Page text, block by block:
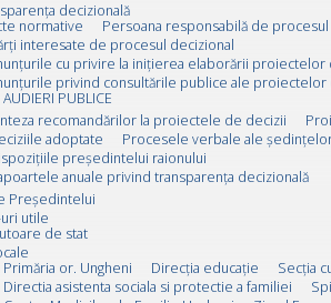
decizională
normative
Persoana responsabilă de
interesate de procesul decizional
cu privire la inițierea elaborării proiectelor
privind consultările publice ale proiectelor
AUDIERI PUBLICE
recomandărilor la proiectele de decizii
adoptate
Procesele verbale ale
președintelui raionului
anuale privind transparența decizională
Preşedintelui
utile
de stat
Primăria or. Ungheni
Direcția educație
Secția
Directia asistenta sociala si protectie a familiei